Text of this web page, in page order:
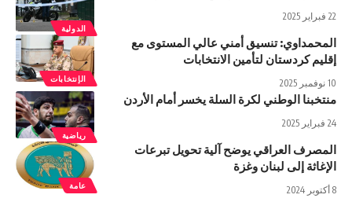
الدولية
22 فبراير 2025
الإنتخابات
المحمداوي: تنسيق أمني عالي المستوى مع
إقليم كردستان لتأمين الانتخابات
10 نوفمبر 2025
رياضية
منتخبنا الوطني لكرة السلة يخسر أمام الأردن
24 فبراير 2025
عامة
المصرف العراقي يوضح آلية تحويل تبرعات
الإغاثة إلى لبنان وغزة
8 أكتوبر 2024